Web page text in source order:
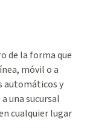
de la forma que
móvil o a
automáticos y
una sucursal
cualquier lugar